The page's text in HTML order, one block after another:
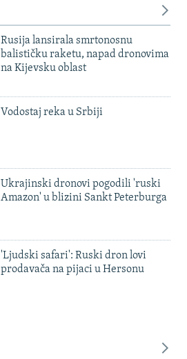
Rusija lansirala smrtonosnu
balističku raketu, napad dronovima
na Kijevsku oblast
Vodostaj reka u Srbiji
Ukrajinski dronovi pogodili 'ruski
Amazon' u blizini Sankt Peterburga
'Ljudski safari': Ruski dron lovi
prodavača na pijaci u Hersonu